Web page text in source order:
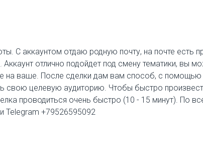
С аккаунтом отдаю родную почту, на почте есть
отлично подойдет под смену тематики, вы
на ваше. После сделки дам вам способ, с
свою целевую аудиторию. Чтобы быстро
проводиться очень быстро (10 - 15 минут). По
Telegram +79526595092